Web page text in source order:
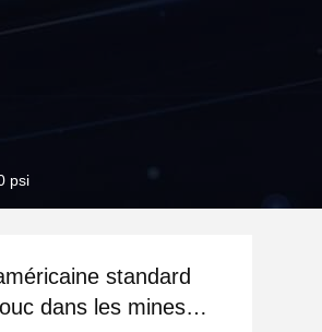
psi
standard
dans les mines